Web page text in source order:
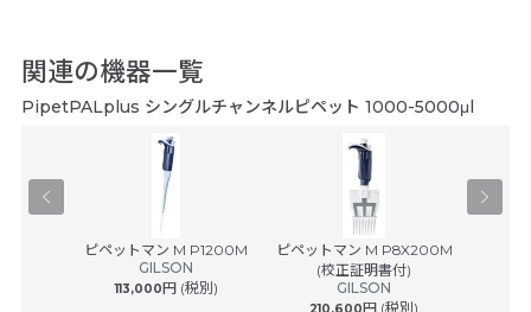
関連の機器一覧
PipetPALplus シングルチャンネルピペット 1000-5000μl
ピペットマン M P1200M
GILSON
113,000円 (税別)
ピペットマン M P8X200M
(校正証明書付)
GILSON
円 (税別)